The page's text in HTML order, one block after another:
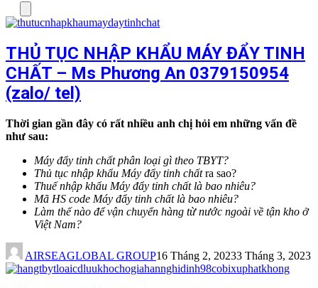
THỦ TỤC NHẬP KHẨU MÁY ĐẨY TINH
CHẤT – Ms Phương An 0379150954
(zalo/ tel)
Thời gian gần đây có rất nhiều anh chị hỏi em những vấn đề
như sau:
Máy đẩy tinh chất phân loại gì theo TBYT?
Thủ tục nhập khẩu Máy đẩy tinh chấtra sao?
Thuế nhập khẩu Máy đẩy tinh chất là bao nhiêu?
Mã HS code Máy đẩy tinh chất là bao nhiêu?
Làm thế nào để vận chuyển hàng từ nước ngoài về tận kho ở
Việt Nam?
AIRSEAGLOBAL GROUP16 Tháng 2, 20233 Tháng 3, 2023